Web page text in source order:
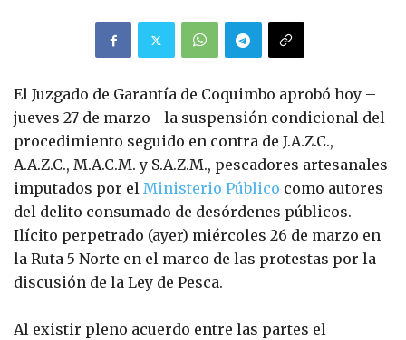
El Juzgado de Garantía de Coquimbo aprobó hoy –
jueves 27 de marzo– la suspensión condicional del
procedimiento seguido en contra de J.A.Z.C.,
A.A.Z.C., M.A.C.M. y S.A.Z.M., pescadores artesanales
imputados por el Ministerio Público como autores
del delito consumado de desórdenes públicos.
Ilícito perpetrado (ayer) miércoles 26 de marzo en
la Ruta 5 Norte en el marco de las protestas por la
discusión de la Ley de Pesca.
Al existir pleno acuerdo entre las partes el